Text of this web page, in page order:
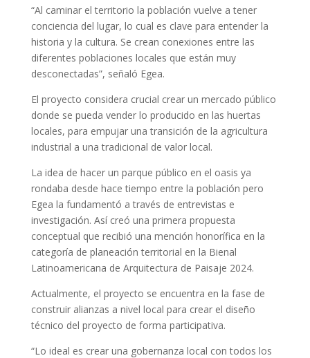
“Al caminar el territorio la población vuelve a tener
conciencia del lugar, lo cual es clave para entender la
historia y la cultura. Se crean conexiones entre las
diferentes poblaciones locales que están muy
desconectadas”, señaló Egea.
El proyecto considera crucial crear un mercado público
donde se pueda vender lo producido en las huertas
locales, para empujar una transición de la agricultura
industrial a una tradicional de valor local.
La idea de hacer un parque público en el oasis ya
rondaba desde hace tiempo entre la población pero
Egea la fundamentó a través de entrevistas e
investigación. Así creó una primera propuesta
conceptual que recibió una mención honorífica en la
categoría de planeación territorial en la Bienal
Latinoamericana de Arquitectura de Paisaje 2024.
Actualmente, el proyecto se encuentra en la fase de
construir alianzas a nivel local para crear el diseño
técnico del proyecto de forma participativa.
“Lo ideal es crear una gobernanza local con todos los